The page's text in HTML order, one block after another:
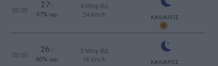
00:00
27
57% υγρ.
4 Μπφ ΒΔ
24 Km/h
ΚΑΘΑΡΟΣ
03:00
26
60% υγρ.
3 Μπφ ΒΔ
16 Km/h
ΚΑΘΑΡΟΣ